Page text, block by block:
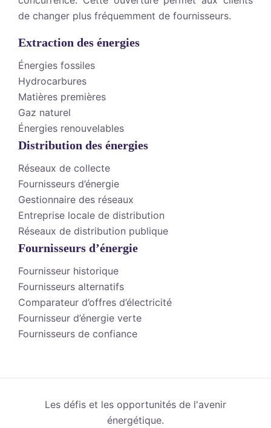
de changer plus fréquemment de fournisseurs.
Extraction des énergies
Énergies fossiles
Hydrocarbures
Matières premières
Gaz naturel
Énergies renouvelables
Distribution des énergies
Réseaux de collecte
Fournisseurs d’énergie
Gestionnaire des réseaux
Entreprise locale de distribution
Réseaux de distribution publique
Fournisseurs d’énergie
Fournisseur historique
Fournisseurs alternatifs
Comparateur d’offres d’électricité
Fournisseur d’énergie verte
Fournisseurs de confiance
Les défis et les opportunités de l'avenir
énergétique.